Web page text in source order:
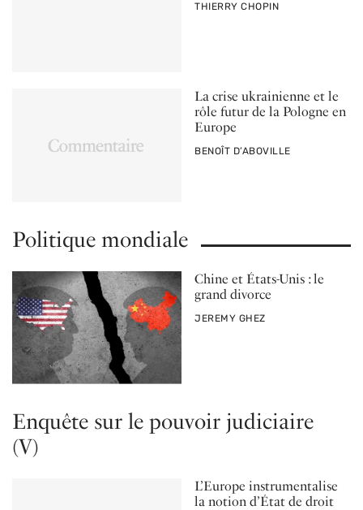
PAR
THIERRY CHOPIN
La crise ukrainienne et le
rôle futur de la Pologne en
Europe
PAR
BENOÎT D’ABOVILLE
Politique mondiale
Chine et États-Unis : le
grand divorce
PAR
JEREMY GHEZ
Enquête sur le pouvoir judiciaire
(V)
L’Europe instrumentalise
la notion d’État de droit